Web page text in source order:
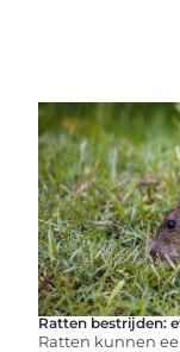
Ratten bestrijden:
Ratten kunnen